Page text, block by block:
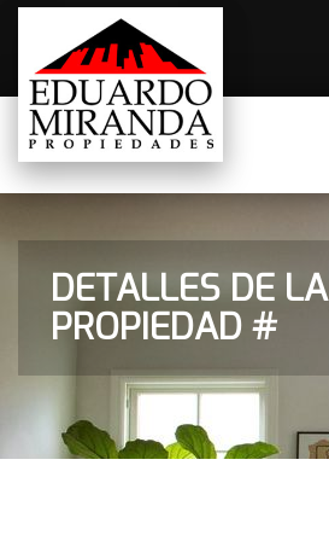
DETALLES DE LA
PROPIEDAD #